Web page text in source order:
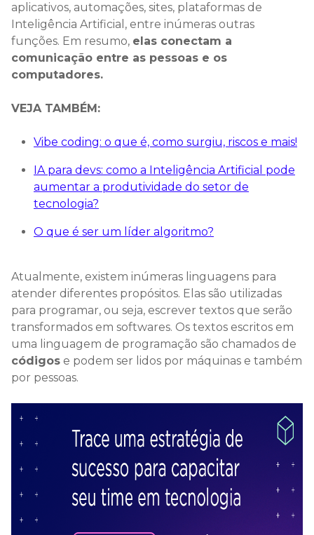
aplicativos, automações, sites, plataformas de
Inteligência Artificial, entre inúmeras outras
funções. Em resumo, elas conectam a
comunicação entre as pessoas e os
computadores.
VEJA TAMBÉM:
Vibe coding: o que é, como surgiu, riscos e mais!
IA para devs: como a Inteligência Artificial pode
aumentar a produtividade do setor de
tecnologia?
O que é ser um líder algoritmo?
Atualmente, existem inúmeras linguagens para
atender diferentes propósitos. Elas são utilizadas
para programar, ou seja, escrever textos que serão
transformados em softwares. Os textos escritos em
uma linguagem de programação são chamados de
códigos e podem ser lidos por máquinas e também
por pessoas.